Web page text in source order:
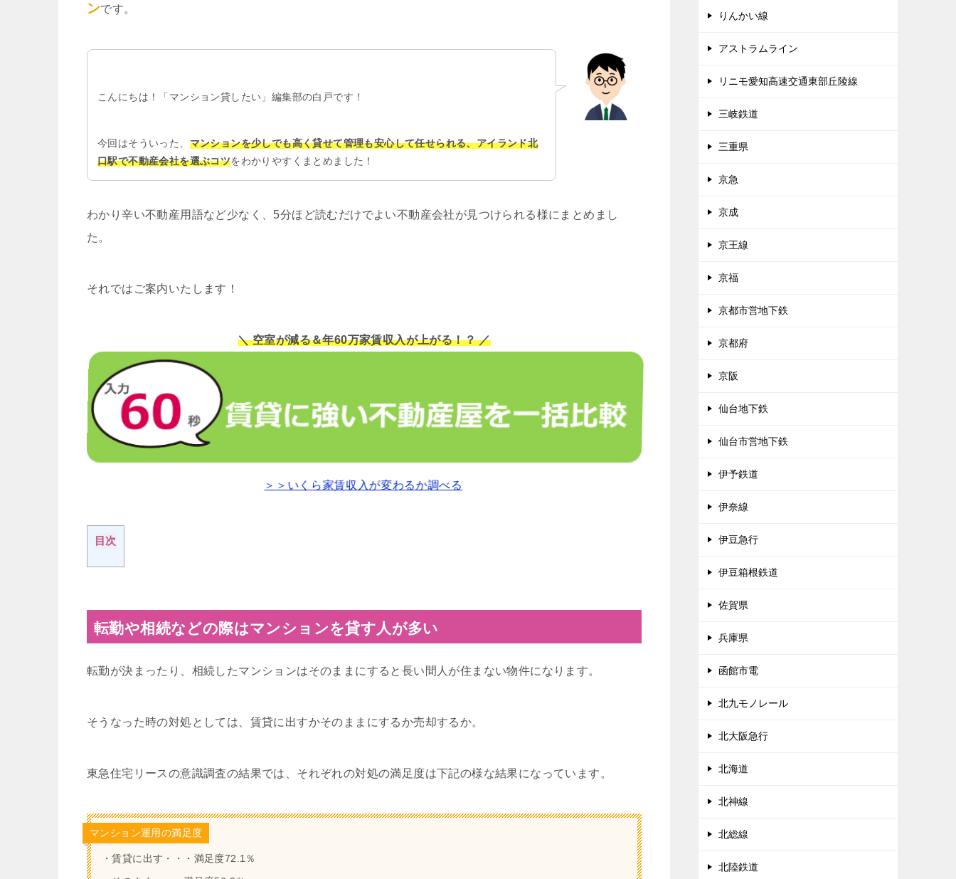
ンです。
こんにちは！「マンション貸したい」編集部の白戸です！
今回はそういった、 マンションを少しでも高く貸せて管理も安心して任せられる、アイランド北
口駅で不動産会社を選ぶコツをわかりやすくまとめました！
わかり辛い不動産用語など少なく、5分ほど読むだけでよい不動産会社が見つけられる様にまとめまし
た。
それではご案内いたします！
＼ 空室が減る＆年60万家賃収入が上がる！？ ／
＞＞いくら家賃収入が変わるか調べる
目次
転勤や相続などの際はマンションを貸す人が多い
転勤が決まったり、相続したマンションはそのままにすると長い間人が住まない物件になります。
そうなった時の対処としては、賃貸に出すかそのままにするか売却するか。
東急住宅リースの意識調査の結果では、それぞれの対処の満足度は下記の様な結果になっています。
マンション運用の満足度
・賃貸に出す・・・満足度72.1％
りんかい線
アストラムライン
リニモ愛知高速交通東部丘陵線
三岐鉄道
三重県
京急
京成
京王線
京福
京都市営地下鉄
京都府
京阪
仙台地下鉄
仙台市営地下鉄
伊予鉄道
伊奈線
伊豆急行
伊豆箱根鉄道
佐賀県
兵庫県
函館市電
北九モノレール
北大阪急行
北海道
北神線
北総線
北陸鉄道